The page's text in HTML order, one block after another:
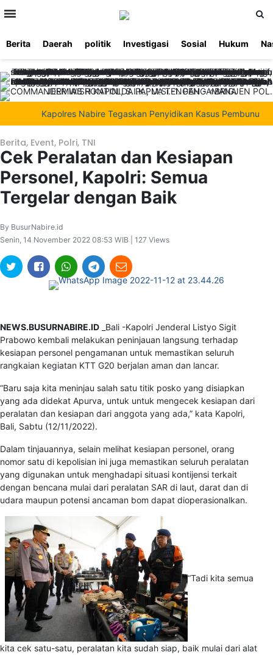
Layanan
Kami
Berita Daerah politik Investigasi Sosial Hukum
Kapolres Nabire Tegaskan Penyidikan Kasus Pembunuhan
Berita, Event, Polri, TNI
Cek Peralatan dan Kesiapan
Personel, Kapolri: Semua
Tergelar dengan Baik
By BusurNabire.id
Senin, 14 November 2022 08:53 WIB | 127 Views
NEWS.BUSURNABIRE.ID _Bali -Kapolri Jenderal Listyo Sigit
Prabowo kembali melakukan peninjauan langsung terhadap
kesiapan personel pengamanan untuk memastikan seluruh
rangkaian kegiatan KTT G20 berjalan aman dan lancar.
“Baru saja kita meninjau salah satu titik posko yang disiapkan
yang ada didekat Apurva, untuk untuk mengecek kesiapan dari
peralatan dan kesiapan dari anggota yang ada,” kata Kapolri,
Bali, Sabtu (12/11/2022).
Dalam tinjauannya, selain melihat kesiapan personel, orang
nomor satu di kepolisian ini juga memastikan seluruh peralatan
yang digunakan untuk menghadapi situasi kontijensi terkait
dengan bencana mulai dari peralatan SAR di laut, darat dan di
udara maupun potensi ancaman bom dapat dioperasionalkan.
“Tadi kita semua
kita cek satu-satu, peralatan kita sudah siap, baik mulai dari alat